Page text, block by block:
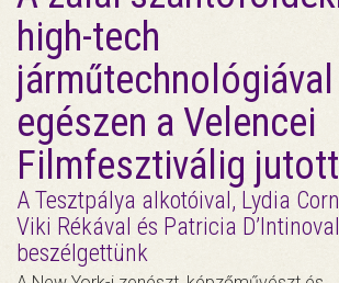
high-tech
járműtechnológiával
egészen a Velencei
Filmfesztiválig
A Tesztpálya alkotóival, Lydia
Viki Rékával és Patricia D’Intinoval
beszélgettünk